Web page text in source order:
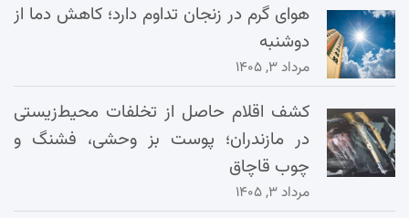
هوای گرم در زنجان تداوم دارد؛ کاهش دما از
دوشنبه
مرداد ۳, ۱۴۰۵
کشف اقلام حاصل از تخلفات محیط‌زیستی
در مازندران؛ پوست بز وحشی، فشنگ و
چوب قاچاق
مرداد ۳, ۱۴۰۵